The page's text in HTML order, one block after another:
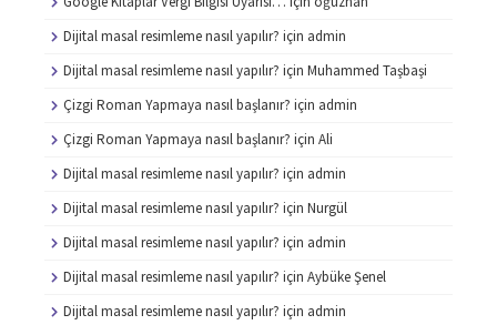
Dijital masal resimleme nasıl yapılır? için admin
Dijital masal resimleme nasıl yapılır? için Muhammed Taşbaşi
Çizgi Roman Yapmaya nasıl başlanır? için admin
Çizgi Roman Yapmaya nasıl başlanır? için Ali
Dijital masal resimleme nasıl yapılır? için admin
Dijital masal resimleme nasıl yapılır? için Nurgül
Dijital masal resimleme nasıl yapılır? için admin
Dijital masal resimleme nasıl yapılır? için Aybüke Şenel
Dijital masal resimleme nasıl yapılır? için admin